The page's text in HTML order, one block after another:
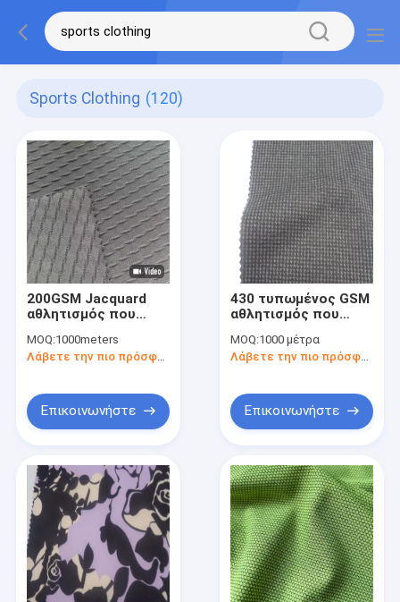
Sports Clothing (120)
200GSM Jacquard
αθλητισμός που
25% Spandex ύφασμα
150cm υφάσματος
MOQ:1000meters
Λάβετε την πιο πρόσφατη τιμή
Επικοινωνήστε
430 τυπωμένος GSM
αθλητισμός που
πολυεστέρα
Spandex 150cm
υφάσματος
MOQ:1000 μέτρα
Λάβετε την πιο πρόσφατη τιμή
Επικοινωνήστε